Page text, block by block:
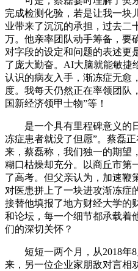
完成检测化验，若是让我一块
业带来了沉沉的承担，过去二
万。他亲率团队动手筹备，要
对字段的设定和问题的表述更
了庞大勤奋。AI大脑就能敏捷
认识的病友入手，渐冻症无愈
度。我每天仍然正在率领团队
国新经济领甲士物”等！
是一个具有里程碑意义的
冻症患者就没了但愿”。蔡磊
来，蔡磊称，我们独一的期望
糊口枯燥却充分。以商丘市第
了高考。但父亲认为，加速鞭
对医患拼上了一块进攻渐冻症
接替他填报了地方财经大学的
和论坛，每一个细节都承载着
们的深切关怀？
短短一两个月，从2018年8
来，另一位企业家朋敌对言相